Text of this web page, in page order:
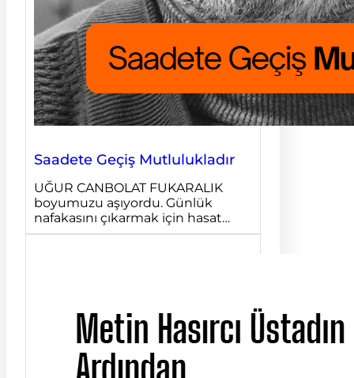
Saadete Geçiş Mutlulukladır
UĞUR CANBOLAT FUKARALIK
boyumuzu aşıyordu. Günlük
nafakasını çıkarmak için hasat…